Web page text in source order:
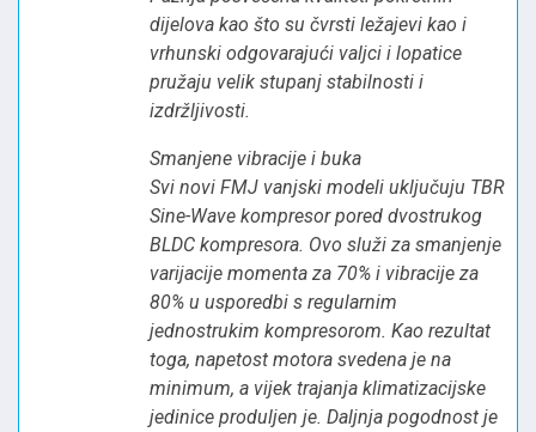
dijelova kao što su čvrsti ležajevi kao i
vrhunski odgovarajući valjci i lopatice
pružaju velik stupanj stabilnosti i
izdržljivosti.
Smanjene vibracije i buka
Svi novi FMJ vanjski modeli uključuju TBR
Sine-Wave kompresor pored dvostrukog
BLDC kompresora. Ovo služi za smanjenje
varijacije momenta za 70% i vibracije za
80% u usporedbi s regularnim
jednostrukim kompresorom. Kao rezultat
toga, napetost motora svedena je na
minimum, a vijek trajanja klimatizacijske
jedinice produljen je. Daljnja pogodnost je